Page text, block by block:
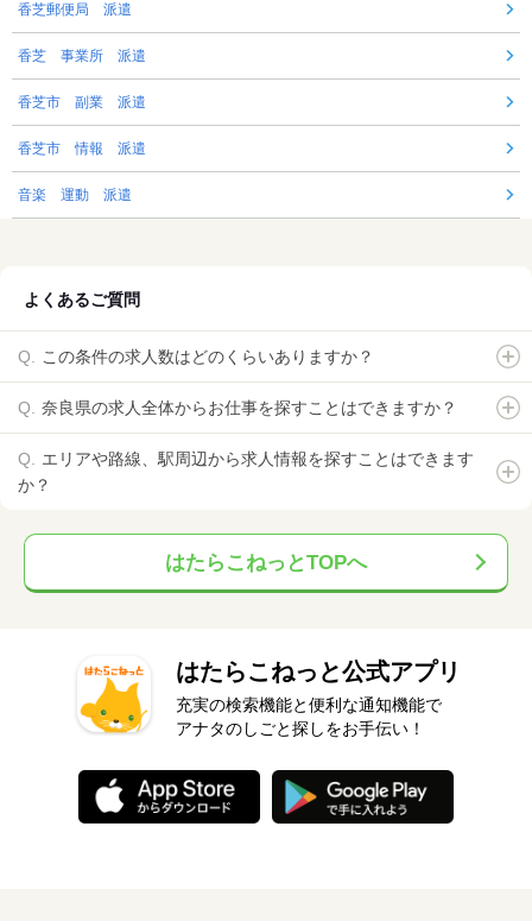
香芝郵便局 派遣
香芝 事業所 派遣
香芝市 副業 派遣
香芝市 情報 派遣
音楽 運動 派遣
よくあるご質問
この条件の求人数はどのくらいありますか？
奈良県の求人全体からお仕事を探すことはできますか？
エリアや路線、駅周辺から求人情報を探すことはできます
か？
はたらこねっとTOPへ
はたらこねっと公式アプリ
充実の検索機能と便利な通知機能で
アナタのしごと探しをお手伝い！